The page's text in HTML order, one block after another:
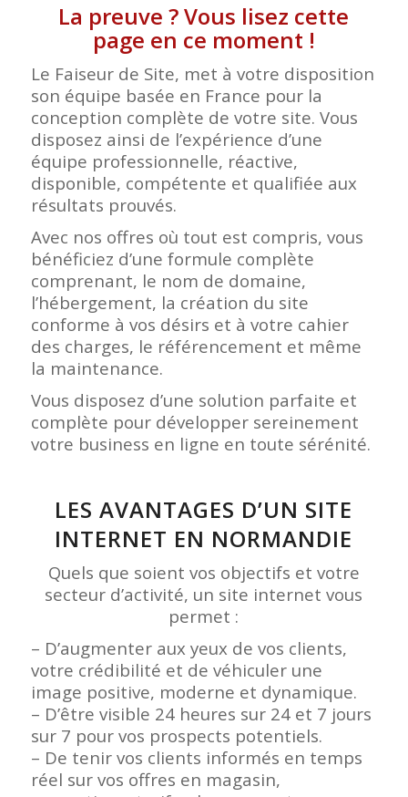
La preuve ? Vous lisez cette
page en ce moment !
Le Faiseur de Site, met à votre disposition
son équipe basée en France pour la
conception complète de votre site. Vous
disposez ainsi de l’expérience d’une
équipe professionnelle, réactive,
disponible, compétente et qualifiée aux
résultats prouvés.
Avec nos offres où tout est compris, vous
bénéficiez d’une formule complète
comprenant, le nom de domaine,
l’hébergement, la création du site
conforme à vos désirs et à votre cahier
des charges, le référencement et même
la maintenance.
Vous disposez d’une solution parfaite et
complète pour développer sereinement
votre business en ligne en toute sérénité.
LES AVANTAGES D’UN SITE
INTERNET EN NORMANDIE
Quels que soient vos objectifs et votre
secteur d’activité, un site internet vous
permet :
– D’augmenter aux yeux de vos clients,
votre crédibilité et de véhiculer une
image positive, moderne et dynamique.
– D’être visible 24 heures sur 24 et 7 jours
sur 7 pour vos prospects potentiels.
– De tenir vos clients informés en temps
réel sur vos offres en magasin,